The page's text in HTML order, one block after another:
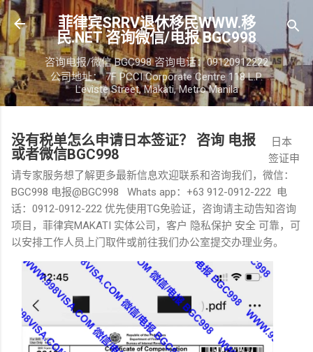
跳至主要内容
菲律宾SRRV退休移民WWW.移
民.NET 咨询微信/电报 BGC998
咨询电报/微信 BGC998 咨询电话：09120912222
公司地址： 7F PCCI Corporate Centre 118 L.P.
Leviste Street, Makati, Metro Manila
没有税单怎么申请日本签证？ 咨询 电报
或者微信BGC998
日本
签证申
请专家服务想了解更多最新信息欢迎联系和咨询我们，微信：
BGC998 电报@BGC998 Whats app：+63 912-0912-222 电
话：0912-0912-222 优先使用TG免验证，咨询请主动告知咨询
项目，菲律宾MAKATI 实体公司，客户 隐私保护 安全 可靠，可
以安排工作人员上门取件或前往我们办公室提交办理业务。